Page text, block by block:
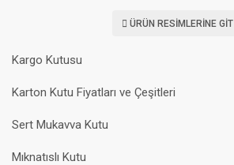
ÜRÜN RESIMLERINE GIT
Kargo Kutusu
Karton Kutu Fiyatları ve Çeşitleri
Sert Mukavva Kutu
Mıknatıslı Kutu